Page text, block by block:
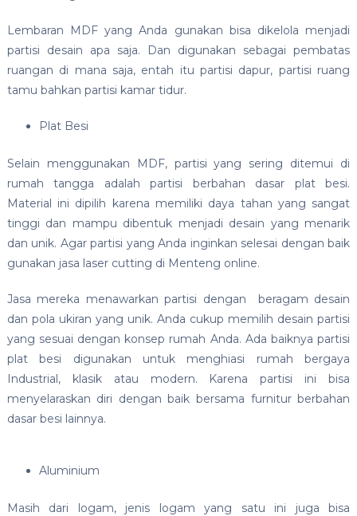
Lembaran MDF yang Anda gunakan bisa dikelola menjadi
partisi desain apa saja. Dan digunakan sebagai pembatas
ruangan di mana saja, entah itu partisi dapur, partisi ruang
tamu bahkan partisi kamar tidur.
Plat Besi
Selain menggunakan MDF, partisi yang sering ditemui di
rumah tangga adalah partisi berbahan dasar plat besi.
Material ini dipilih karena memiliki daya tahan yang sangat
tinggi dan mampu dibentuk menjadi desain yang menarik
dan unik. Agar partisi yang Anda inginkan selesai dengan baik
gunakan jasa laser cutting di Menteng online.
Jasa mereka menawarkan partisi dengan beragam desain
dan pola ukiran yang unik. Anda cukup memilih desain partisi
yang sesuai dengan konsep rumah Anda. Ada baiknya partisi
plat besi digunakan untuk menghiasi rumah bergaya
Industrial, klasik atau modern. Karena partisi ini bisa
menyelaraskan diri dengan baik bersama furnitur berbahan
dasar besi lainnya.
Aluminium
Masih dari logam, jenis logam yang satu ini juga bisa